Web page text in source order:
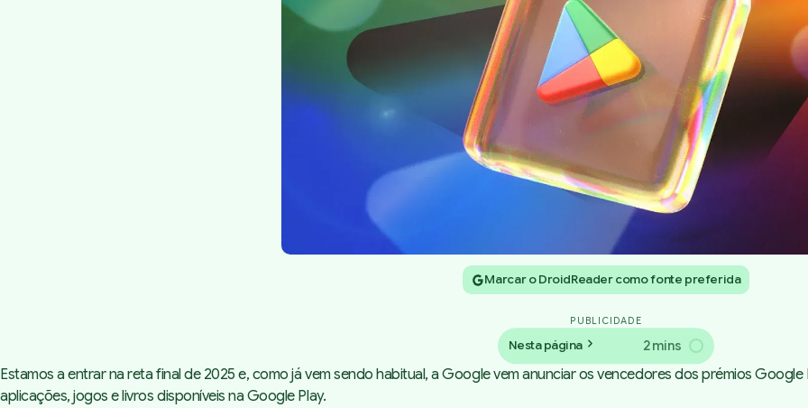
Marcar o DroidReader como fonte preferida
PUBLICIDADE
Nesta página 2 mins
Estamos a entrar na reta final de 2025 e, como já vem sendo habitual, a Google vem anunciar os vencedores dos prémiosGoogle
aplicações, jogos e livros disponíveis na Google Play.